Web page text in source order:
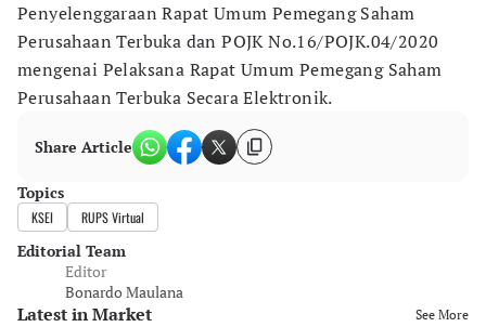
Penyelenggaraan Rapat Umum Pemegang Saham
Perusahaan Terbuka dan POJK No.16/POJK.04/2020
mengenai Pelaksana Rapat Umum Pemegang Saham
Perusahaan Terbuka Secara Elektronik.
Share Article
Topics
KSEI RUPS Virtual
Editorial Team
Editor
Bonardo Maulana
Latest in Market See More